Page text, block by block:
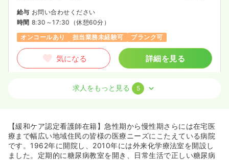
給与 お問い合わせください
時間 8:30～17:30 （休憩60分）
オンコールあり
担当業務未経験可 ブランク可
気になる 詳細を見る
給与 25.8〜31.1万円/月 賞与4.2ヶ月
※一例
時間 8:30～17:30（休憩60分）
求人をもっと見る 5
【緩和ケア認定看護師在籍】急性期から慢性期さらには在宅医
療まで幅広い地域住民の皆様の医療ニーズにこたえている病院
です。1962年に開院し、2010年には外来化学療法室を開設し
ました。定期的に糖尿病教室を開き、日常生活で正しい糖尿病